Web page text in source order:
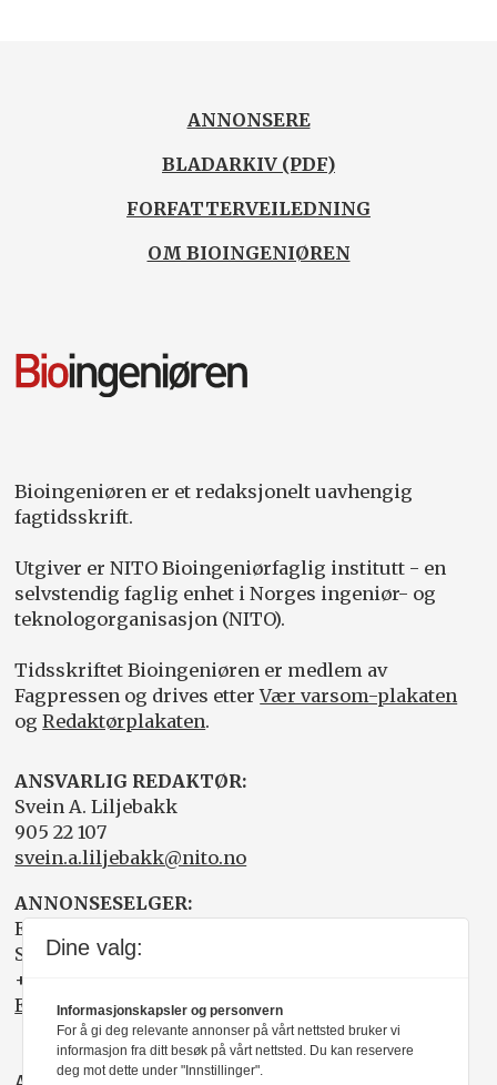
ANNONSERE
BLADARKIV (PDF)
FORFATTERVEILEDNING
OM BIOINGENIØREN
Bioingeniøren er et redaksjonelt uavhengig
fagtidsskrift.
Utgiver er NITO Bioingeniørfaglig institutt - en
selvstendig faglig enhet i Norges ingeniør- og
teknologorganisasjon (NITO).
Tidsskriftet Bioingeniøren er medlem av
Fagpressen og drives etterVær varsom-plakaten
ogRedaktørplakaten.
ANSVARLIG REDAKTØR:
Svein A. Liljebakk
905 22 107
svein.a.liljebakk@nito.no
ANNONSESELGER:
Elisabeth R. Wåde
Salgsfabrikken
+47 919 03 208
Elisabeth@salgsfabrikken.no
Dine valg:
Informasjonskapsler og personvern
For å gi deg relevante annonser på vårt nettsted bruker vi
informasjon fra ditt besøk på vårt nettsted. Du kan reservere
deg mot dette under "Innstillinger".